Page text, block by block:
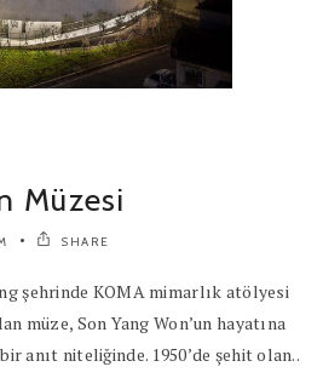
Müzesi
SHARE
şehrinde KOMA mimarlık atölyesi
müze, Son Yang Won’un hayatına
anıt niteliğinde. 1950’de şehit olan..